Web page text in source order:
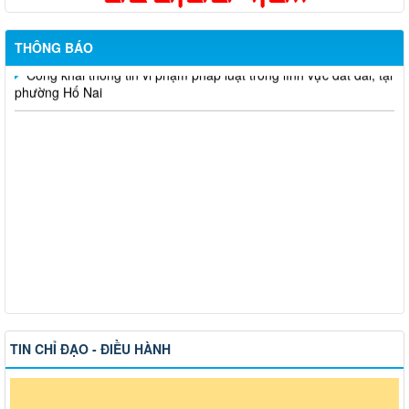
THÔNG BÁO
việc
Công khai thông tin vi phạm pháp luật trong lĩnh vực đất đai, tại
phường Hố Nai
TIN CHỈ ĐẠO - ĐIỀU HÀNH